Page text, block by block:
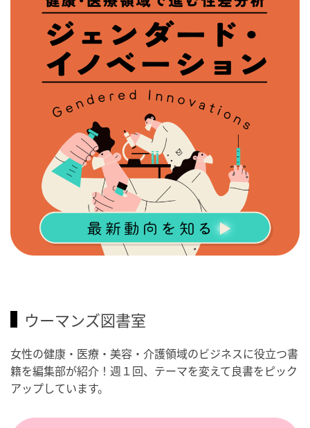
ウーマンズ図書室
女性の健康・医療・美容・介護領域のビジネスに役立つ書
籍を編集部が紹介！週１回、テーマを変えて良書をピック
アップしています。